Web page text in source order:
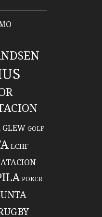
GLEW GOLF
LCHF
POKER